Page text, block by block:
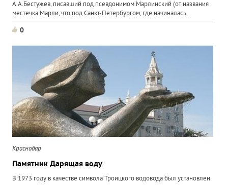
А.А.Бестужев, писавший под псевдонимом Марлинский (от названия
местечка Марли, что под Санкт-Петербургом, где начиналась...
0
Краснодар
Памятник Дарящая воду
В 1973 году в качестве символа Троицкого водовода был установлен